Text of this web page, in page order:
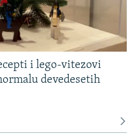
i lego-vitezovi
devedesetih